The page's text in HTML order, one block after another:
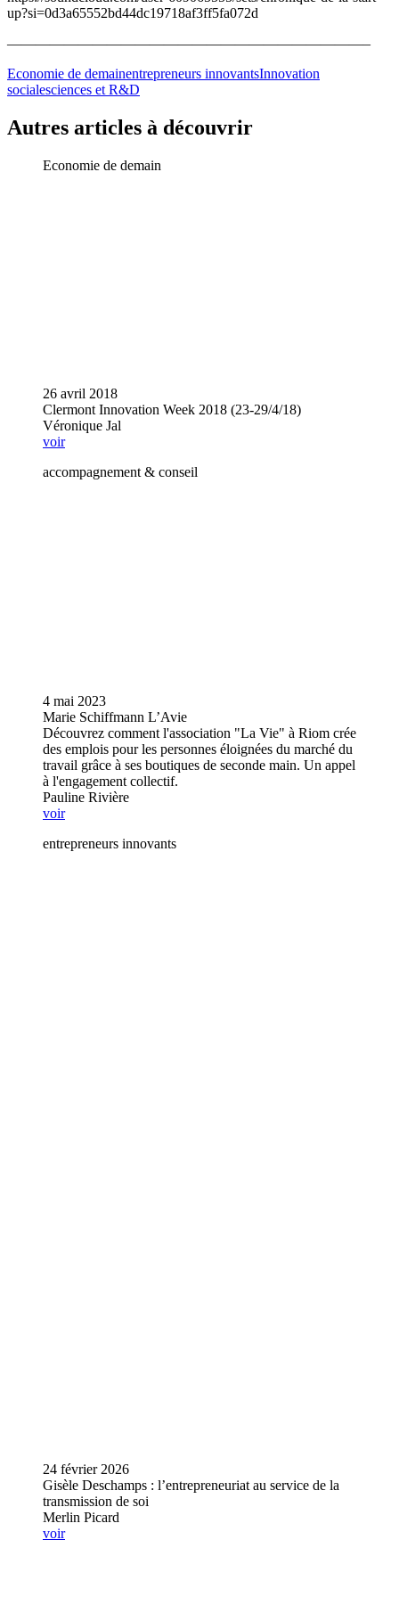
up?si=0d3a65552bd44dc19718af3ff5fa072d
—————————————————————————–
Economie de demainentrepreneurs innovantsInnovation
socialesciences et R&D
Autres articles à découvrir
Economie de demain
26 avril 2018
Clermont Innovation Week 2018 (23-29/4/18)
Véronique Jal
voir
accompagnement & conseil
4 mai 2023
Marie Schiffmann L’Avie
Découvrez comment l'association "La Vie" à Riom crée
des emplois pour les personnes éloignées du marché du
travail grâce à ses boutiques de seconde main. Un appel
à l'engagement collectif.
Pauline Rivière
voir
entrepreneurs innovants
24 février 2026
Gisèle Deschamps : l’entrepreneuriat au service de la
transmission de soi
Merlin Picard
voir